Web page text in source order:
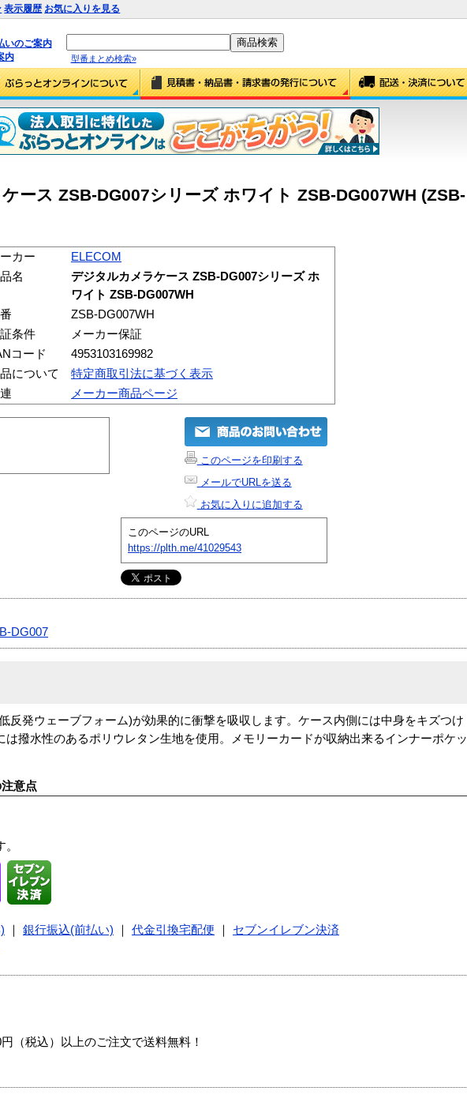
表示履歴 お気に入りを見る
いのご案内
内
型番まとめ検索»
ース ZSB-DG007シリーズ ホワイト ZSB-DG007WH (ZSB-
ーカー
ELECOM
名
デジタルカメラケース ZSB-DG007シリーズ ホ
ワイト ZSB-DG007WH
ZSB-DG007WH
条件
メーカー保証
コード
4953103169982
について
特定商取引法に基づく表示
メーカー商品ページ
このページを印刷する
メールでURLを送る
お気に入りに追加する
このページのURL
https://plth.me/41029543
DG007
反発ウェーブフォーム)が効果的に衝撃を吸収します。ケース内側には中身をキズつけ
撥水性のあるポリウレタン生地を使用。メモリーカードが収納出来るインナーポケッ
意点
銀行振込(前払い) 代金引換宅配便
セブンイレブン決済
（税込）以上のご注文で送料無料！